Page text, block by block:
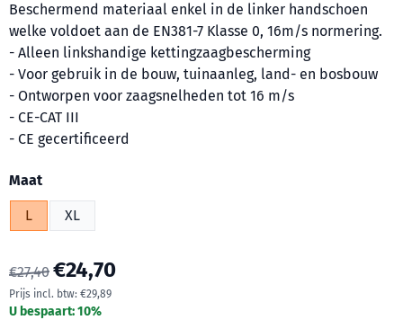
Beschermend materiaal enkel in de linker handschoen
welke voldoet aan de EN381-7 Klasse 0, 16m/s normering.
- Alleen linkshandige kettingzaagbescherming
- Voor gebruik in de bouw, tuinaanleg, land- en bosbouw
- Ontworpen voor zaagsnelheden tot 16 m/s
- CE-CAT III
- CE gecertificeerd
Maak een keuze voor
Maat
L XL
€27,40 €24,70
Prijs incl. btw: €29,89
U bespaart:10%